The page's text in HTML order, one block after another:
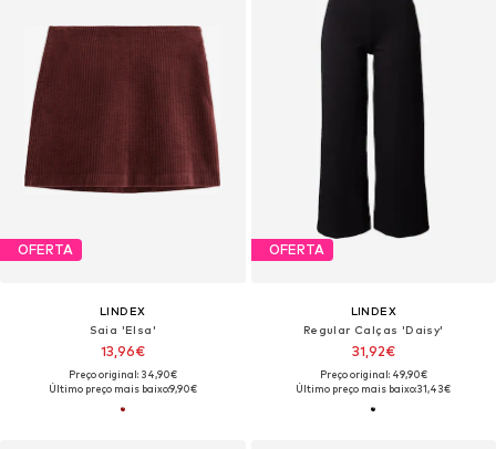
OFERTA
LINDEX
Saia 'Elsa'
13,96€
Preço original: 34,90€
Último preço mais baixo:9,90€
OFERTA
LINDEX
Regular Calças 'Daisy'
31,92€
Preço original: 49,90€
Último preço mais baixo:31,43€